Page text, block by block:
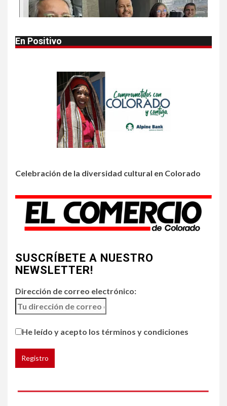
Autoridades alertan sobre
bacteria carnívora en aguas
Reportan en Colorado 110
casos de salmonela por
consumo de jalapeños
• HOGAR Y SALUD LOCAL NOTICIAS
Prevenga picaduras de
insectos de verano en
• HOGAR Y SALUD LOCAL NOTICIAS
Incendios y mala calidad del
aire amenazan Colorado
5 ESTADOS UNIDOS
HOGAR Y SALUD
NOTICIAS
jalapeños de varios
restaurantes
En Positivo
Celebración de la diversidad cultural en Colorado
SUSCRÍBETE A NUESTRO
NEWSLETTER!
Dirección de correo electrónico:
He leído y acepto los términos y condiciones